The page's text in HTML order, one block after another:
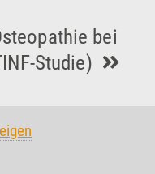
bei
Studie)